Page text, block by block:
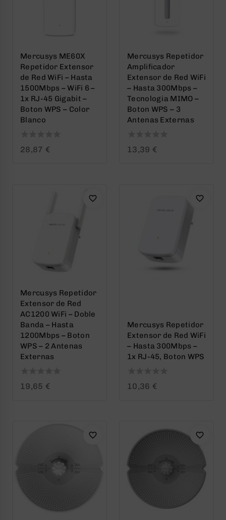
Mercusys ME60X
Repetidor Extensor
de Red WiFi – Hasta
1500Mbps – WiFi 6 –
1x RJ-45 Gigabit –
Boton WPS – Color
Blanco
0
28,87 €
Mercusys Repetidor
Amplificador
Extensor de Red WiFi
– Hasta 300Mbps –
Tecnologia MIMO –
Boton WPS – 3
Antenas Externas
013,39 €
Mercusys Repetidor
Extensor de Red
AC1200 WiFi – Doble
Banda – Hasta
1200Mbps – Boton
WPS – 2 Antenas
Externas
019,65 €
Mercusys Repetidor
Extensor de Red WiFi
– Hasta 300Mbps –
1x RJ-45, Boton WPS
010,36 €